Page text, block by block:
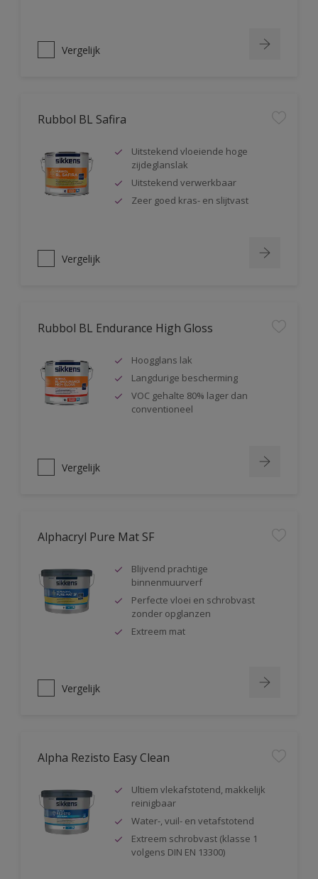
Vergelijk
Rubbol BL Safira
Uitstekend vloeiende hoge
zijdeglanslak
Uitstekend verwerkbaar
Zeer goed kras- en slijtvast
Vergelijk
Rubbol BL Endurance High Gloss
Hoogglans lak
Langdurige bescherming
VOC gehalte 80% lager dan
conventioneel
Vergelijk
Alphacryl Pure Mat SF
Blijvend prachtige
binnenmuurverf
Perfecte vloei en schrobvast
zonder opglanzen
Extreem mat
Vergelijk
Alpha Rezisto Easy Clean
Ultiem vlekafstotend, makkelijk
reinigbaar
Water-, vuil- en vetafstotend
Extreem schrobvast (klasse 1
volgens DIN EN 13300)